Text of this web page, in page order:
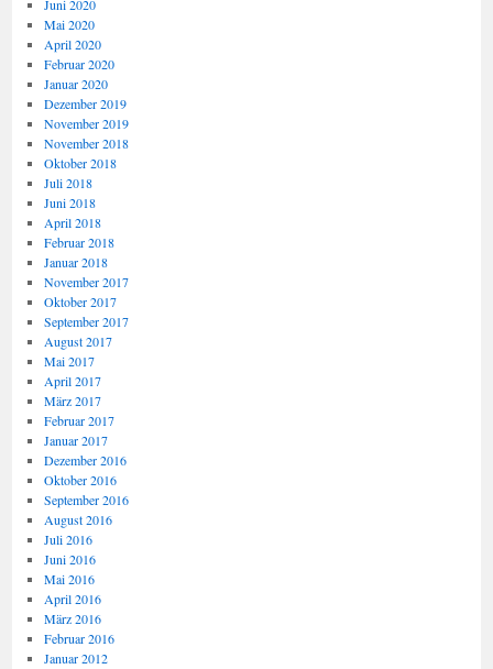
Juni 2020
Mai 2020
April 2020
Februar 2020
Januar 2020
Dezember 2019
November 2019
November 2018
Oktober 2018
Juli 2018
Juni 2018
April 2018
Februar 2018
Januar 2018
November 2017
Oktober 2017
September 2017
August 2017
Mai 2017
April 2017
März 2017
Februar 2017
Januar 2017
Dezember 2016
Oktober 2016
September 2016
August 2016
Juli 2016
Juni 2016
Mai 2016
April 2016
März 2016
Februar 2016
Januar 2012